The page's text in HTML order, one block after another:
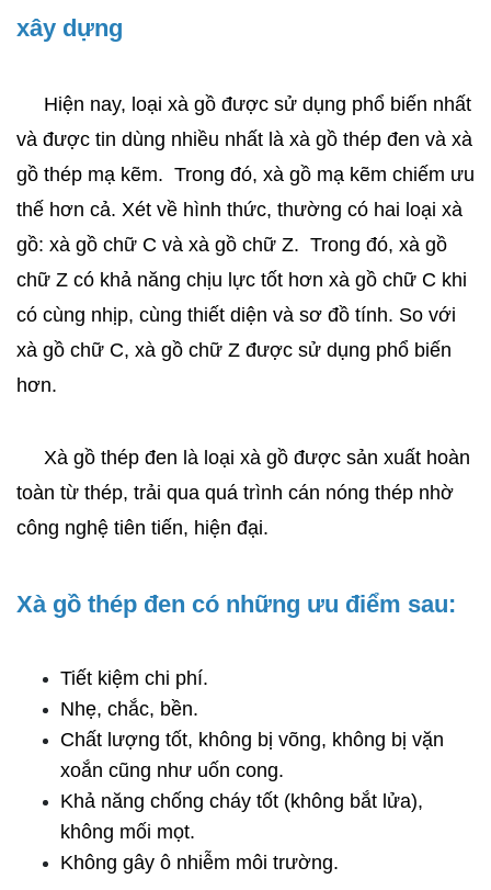
xây dựng
Hiện nay, loại xà gồ được sử dụng phổ biến nhất
và được tin dùng nhiều nhất là xà gồ thép đen và xà
gồ thép mạ kẽm.  Trong đó, xà gồ mạ kẽm chiếm ưu
thế hơn cả. Xét về hình thức, thường có hai loại xà
gồ: xà gồ chữ C và xà gồ chữ Z.  Trong đó, xà gồ
chữ Z có khả năng chịu lực tốt hơn xà gồ chữ C khi
có cùng nhịp, cùng thiết diện và sơ đồ tính. So với
xà gồ chữ C, xà gồ chữ Z được sử dụng phổ biến
hơn.
Xà gồ thép đen là loại xà gồ được sản xuất hoàn
toàn từ thép, trải qua quá trình cán nóng thép nhờ
công nghệ tiên tiến, hiện đại.
Xà gồ thép đen có những ưu điểm sau:
Tiết kiệm chi phí.
Nhẹ, chắc, bền.
Chất lượng tốt, không bị võng, không bị vặn
xoắn cũng như uốn cong.
Khả năng chống cháy tốt (không bắt lửa),
không mối mọt.
Không gây ô nhiễm môi trường.